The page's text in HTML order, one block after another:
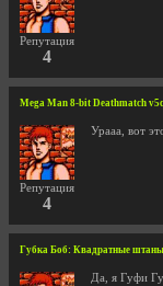
Репутация
4
Mega Man 8-bit Deathmatch v5c
Репутация
4
Урааа, вот
Губка Боб: Квадратные штаны
Да, я Гуфи